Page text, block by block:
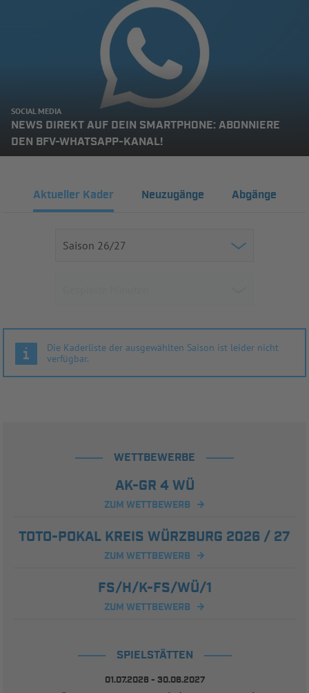
SOCIAL MEDIA
NEWS DIREKT AUF DEIN SMARTPHONE: ABONNIERE
DEN BFV-WHATSAPP-KANAL!
Aktueller Kader Neuzugänge Abgänge
Die Kaderliste der ausgewählten Saison ist leider nicht
verfügbar.
WETTBEWERBE
AK-GR 4 WÜ
ZUM WETTBEWERB
TOTO-POKAL KREIS WÜRZBURG 2026 / 27
ZUM WETTBEWERB
FS/H/K-FS/WÜ/1
ZUM WETTBEWERB
SPIELSTÄTTEN
01.07.2026 - 30.06.2027